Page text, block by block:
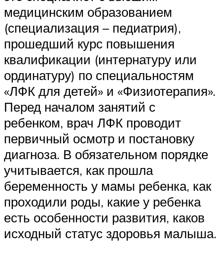
медицинским образованием
(специализация – педиатрия),
прошедший курс повышения
квалификации (интернатуру или
ординатуру) по специальностям
«ЛФК для детей» и «Физиотерапия».
Перед началом занятий с
ребенком, врач ЛФК проводит
первичный осмотр и постановку
диагноза. В обязательном порядке
учитывается, как прошла
беременность у мамы ребенка, как
проходили роды, какие у ребенка
есть особенности развития, каков
исходный статус здоровья малыша.